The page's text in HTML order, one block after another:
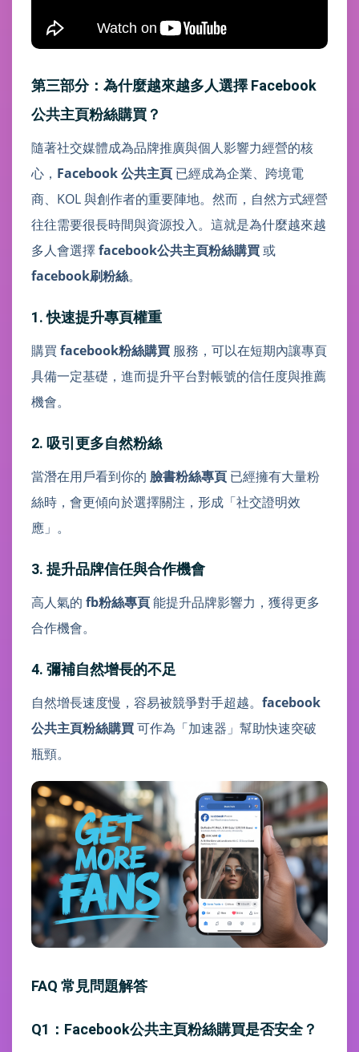
第三部分：為什麼越來越多人選擇 Facebook
公共主頁粉絲購買？
隨著社交媒體成為品牌推廣與個人影響力經營的核
心， Facebook 公共主頁 已經成為企業、跨境電
商、KOL 與創作者的重要陣地。然而，自然方式經營
往往需要很長時間與資源投入。這就是為什麼越來越
多人會選擇facebook公共主頁粉絲購買或
facebook刷粉絲。
1. 快速提升專頁權重
購買 facebook粉絲購買 服務，可以在短期內讓專頁
具備一定基礎，進而提升平台對帳號的信任度與推薦
機會。
2. 吸引更多自然粉絲
當潛在用戶看到你的 臉書粉絲專頁 已經擁有大量粉
絲時，會更傾向於選擇關注，形成「社交證明效
應」。
3. 提升品牌信任與合作機會
高人氣的 fb粉絲專頁能提升品牌影響力，獲得更多
合作機會。
4. 彌補自然增長的不足
自然增長速度慢，容易被競爭對手超越。 facebook
公共主頁粉絲購買可作為「加速器」幫助快速突破
瓶頸。
FAQ 常見問題解答
Q1：Facebook公共主頁粉絲購買是否安全？